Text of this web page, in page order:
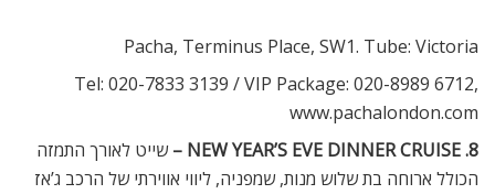
Pacha, Terminus Place, SW1. Tube: Victoria
Tel: 020-7833 3139 / VIP Package: 020-8989 6712,
www.pachalondon.com
8. NEW YEAR’S EVE DINNER CRUISE –
שייט לאורך התמזה
הכולל ארוחה בת שלוש מנות, שמפניה, ליווי אווירתי של הרכב ג’אז